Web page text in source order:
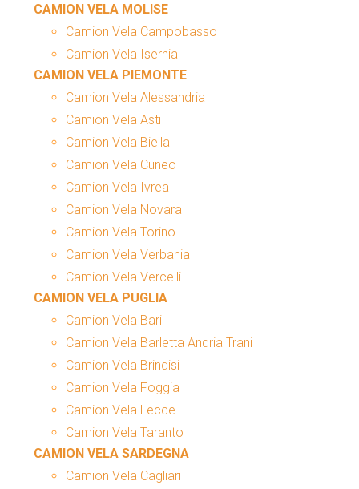
CAMION VELA MOLISE
Camion Vela Campobasso
Camion Vela Isernia
CAMION VELA PIEMONTE
Camion Vela Alessandria
Camion Vela Asti
Camion Vela Biella
Camion Vela Cuneo
Camion Vela Ivrea
Camion Vela Novara
Camion Vela Torino
Camion Vela Verbania
Camion Vela Vercelli
CAMION VELA PUGLIA
Camion Vela Bari
Camion Vela Barletta Andria Trani
Camion Vela Brindisi
Camion Vela Foggia
Camion Vela Lecce
Camion Vela Taranto
CAMION VELA SARDEGNA
Camion Vela Cagliari